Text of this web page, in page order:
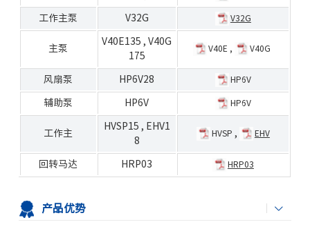
工作主泵 V32G V32G
主泵
V40E135 ,V40G
175
V40E V40G
风扇泵 HP6V28 HP6V
辅助泵 HP6V HP6V
工作主
HVSP15
EHV1
8
HVSP EHV
回转马达 HRP03 HRP03
产品优势